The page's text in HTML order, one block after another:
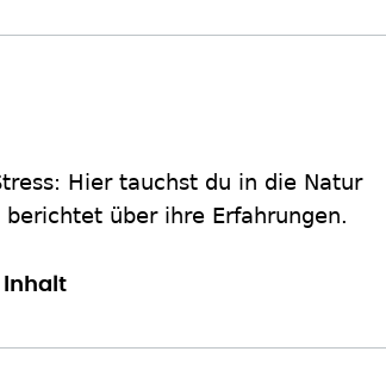
Hier tauchst du in die Natur
über ihre Erfahrungen.
Inhalt